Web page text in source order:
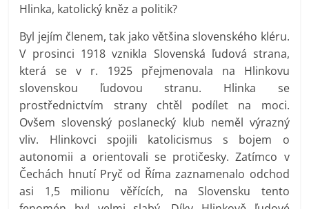
Hlinka, katolický kněz a politik?
Byl jejím členem, tak jako většina slovenského kléru.
V prosinci 1918 vznikla Slovenská ľudová strana,
která se v r. 1925 přejmenovala na Hlinkovu
slovenskou ľudovou stranu. Hlinka se
prostřednictvím strany chtěl podílet na moci.
Ovšem slovenský poslanecký klub neměl výrazný
vliv. Hlinkovci spojili katolicismus s bojem o
autonomii a orientovali se protičesky. Zatímco v
Čechách hnutí Pryč od Říma zaznamenalo odchod
asi 1,5 milionu věřících, na Slovensku tento